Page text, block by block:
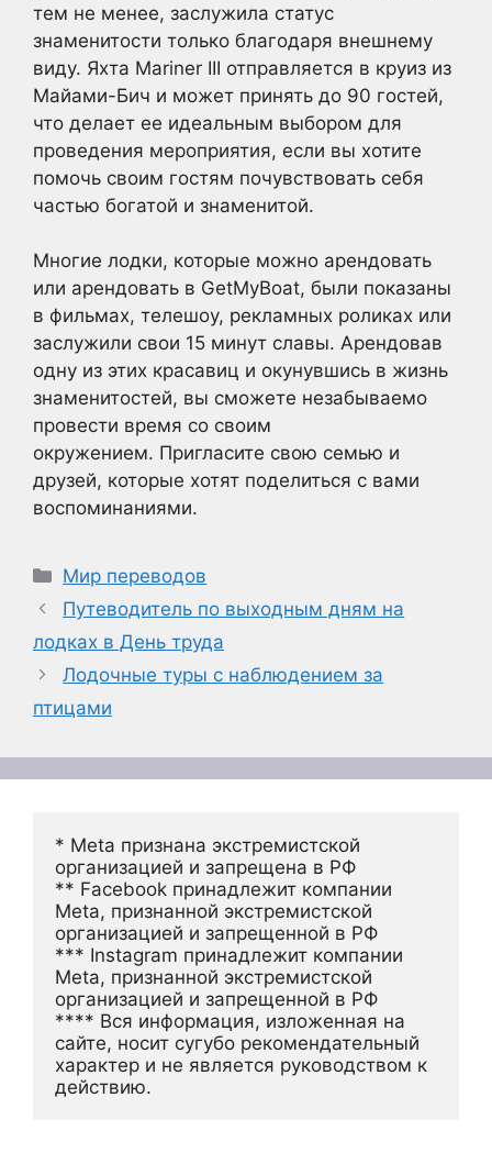
тем не менее, заслужила статус
знаменитости только благодаря внешнему
виду. Яхта Mariner III отправляется в круиз из
Майами-Бич и может принять до 90 гостей,
что делает ее идеальным выбором для
проведения мероприятия, если вы хотите
помочь своим гостям почувствовать себя
частью богатой и знаменитой.
Многие лодки, которые можно арендовать
или арендовать в GetMyBoat, были показаны
в фильмах, телешоу, рекламных роликах или
заслужили свои 15 минут славы. Арендовав
одну из этих красавиц и окунувшись в жизнь
знаменитостей, вы сможете незабываемо
провести время со своим
окружением. Пригласите свою семью и
друзей, которые хотят поделиться с вами
воспоминаниями.
Рубрики
Мир переводов
Путеводитель по выходным дням на
лодках в День труда
Лодочные туры с наблюдением за
птицами
* Meta признана экстремистской
организацией и запрещена в РФ
** Facebook принадлежит компании
Meta, признанной экстремистской
организацией и запрещенной в РФ
*** Instagram принадлежит компании
Meta, признанной экстремистской
организацией и запрещенной в РФ
**** Вся информация, изложенная на
сайте, носит сугубо рекомендательный
характер и не является руководством к
действию.